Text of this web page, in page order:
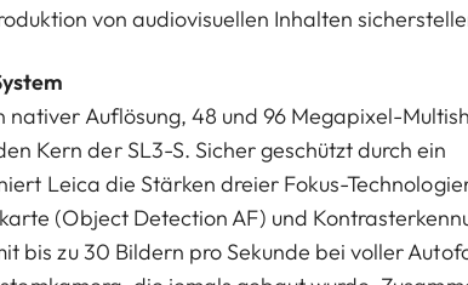
von audiovisuellen Inhalten
Auflösung, 48 und 96 Megapixel-
Kern der SL3-S. Sicher geschützt durch ein
Leica die Stärken dreier Fokus-
(Object Detection AF) und
bis zu 30 Bildern pro Sekunde bei voller